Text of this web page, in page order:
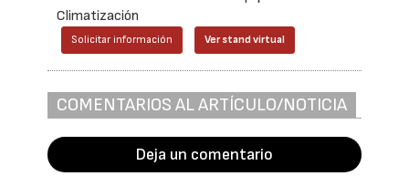
Climatización
Solicitar información Ver stand virtual
COMENTARIOS AL ARTÍCULO/NOTICIA
Deja un comentario